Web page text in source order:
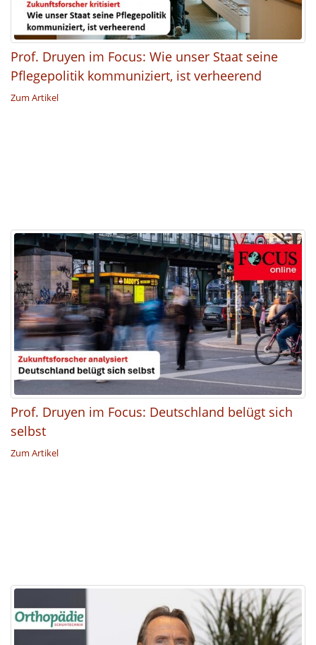
Prof. Druyen im Focus: Wie unser Staat seine
Pflegepolitik kommuniziert, ist verheerend
Zum Artikel
Prof. Druyen im Focus: Deutschland belügt sich
selbst
Zum Artikel